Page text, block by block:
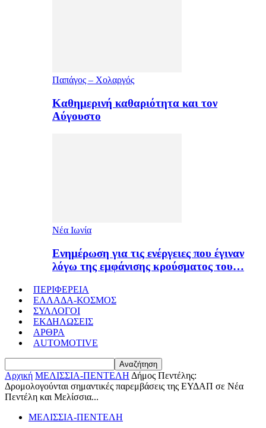
Παπάγος – Χολαργός
Καθημερινή καθαριότητα και τον
Αύγουστο
Νέα Ιωνία
Ενημέρωση για τις ενέργειες που έγιναν
λόγω της εμφάνισης κρούσματος του…
ΠΕΡΙΦΕΡΕΙΑ
ΕΛΛΑΔΑ-ΚΟΣΜΟΣ
ΣΥΛΛΟΓΟΙ
ΕΚΔΗΛΩΣΕΙΣ
ΑΡΘΡΑ
AUTOMOTIVE
Αρχική ΜΕΛΙΣΣΙΑ-ΠΕΝΤΕΛΗ Δήμος Πεντέλης:
Δρομολογούνται σημαντικές παρεμβάσεις της ΕΥΔΑΠ σε Νέα
Πεντέλη και Μελίσσια...
ΜΕΛΙΣΣΙΑ-ΠΕΝΤΕΛΗ